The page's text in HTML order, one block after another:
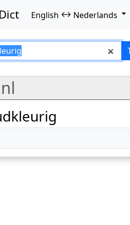
English ↔ Nederlands
–